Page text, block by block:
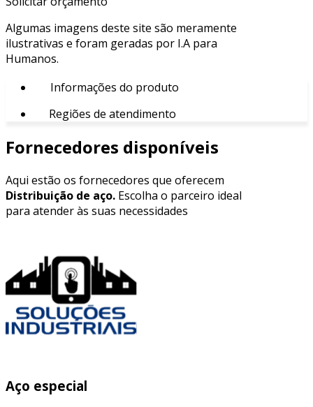
Algumas imagens deste site são meramente
ilustrativas e foram geradas por I.A para
Humanos.
Informações do produto
Regiões de atendimento
Fornecedores disponíveis
Aqui estão os fornecedores que oferecem
Distribuição de aço. Escolha o parceiro ideal
para atender às suas necessidades
Aço especial